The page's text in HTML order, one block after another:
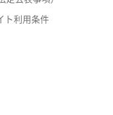
ト利用条件